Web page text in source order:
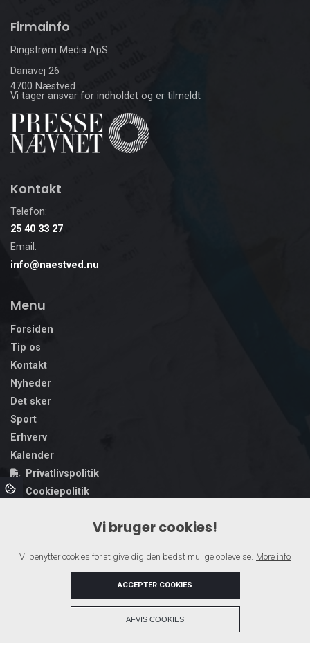
Firmainfo
Ringstrøm Media ApS
Danavej 26
4700 Næstved
Vi tager ansvar for indholdet og er tilmeldt
Kontakt
Telefon:
25 40 33 27
Email:
info@naestved.nu
Menu
Forsiden
Tip os
Kontakt
Nyheder
Det sker
Sport
Erhverv
Kalender
Privatlivspolitik
Cookiepolitik
Politisk annoncering & gennemsigtighed
Om osAnnoncering
Facebook Instagram
Vi bruger cookies!
Vi benytter cookies for at give dig den bedst mulige oplevelse. More info
ACCEPTER COOKIES
AFVIS COOKIES